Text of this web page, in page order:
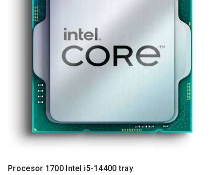
DODATNA
RAČUNARSKE
Procesor 1700 Intel i5-14400 tray